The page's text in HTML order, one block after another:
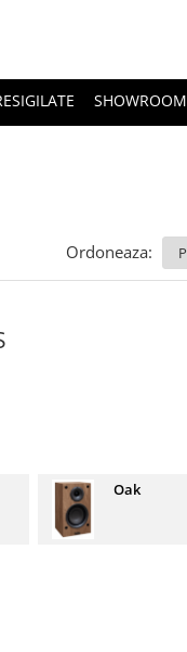
SHOWROOM
Ordoneaza:
Oak